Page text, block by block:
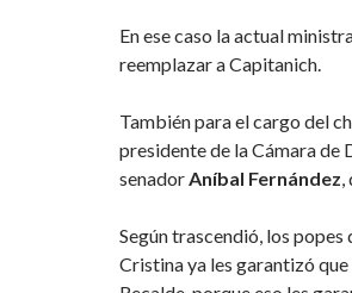
En ese caso la actual
reemplazar a Capitanich.
También para el cargo del
presidente de la Cámara de
senadorAníbal Fernández,
Según trascendió, los
Cristina ya les garantizó